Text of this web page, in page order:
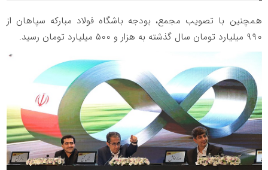
همچنین با تصویب مجمع، بودجه باشگاه فولاد مبارکه سپاهان از
۹۹۰ میلیارد تومان سال گذشته به هزار و ۵۰۰ میلیارد تومان رسید.